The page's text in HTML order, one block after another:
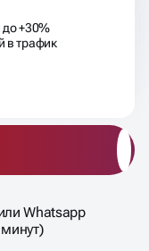
+30%
в трафик
Whatsapp